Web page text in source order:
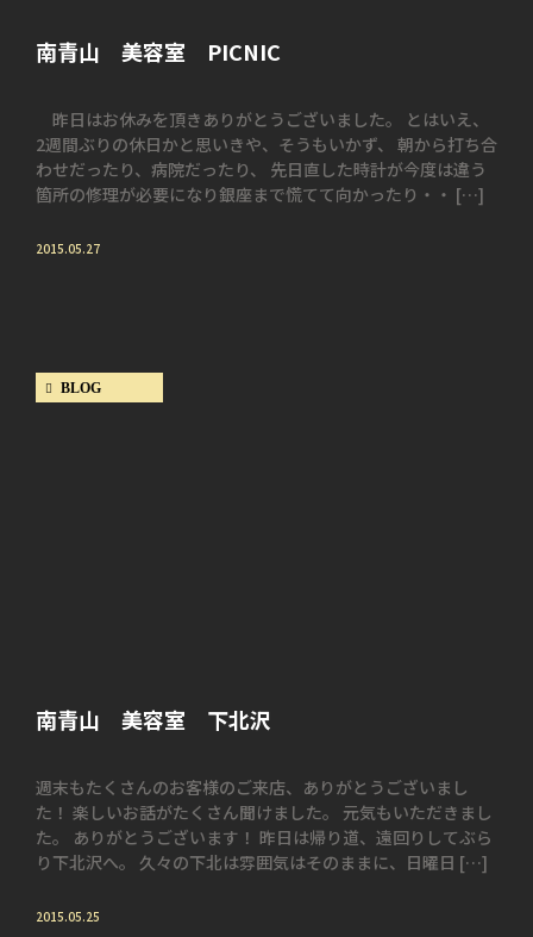
南青山 美容室 PICNIC
昨日はお休みを頂きありがとうございました。 とはいえ、
2週間ぶりの休日かと思いきや、そうもいかず、 朝から打ち合
わせだったり、病院だったり、 先日直した時計が今度は違う
箇所の修理が必要になり銀座まで慌てて向かったり・・ […]
2015.05.27
BLOG
南青山 美容室 下北沢
週末もたくさんのお客様のご来店、ありがとうございまし
た！ 楽しいお話がたくさん聞けました。 元気もいただきまし
た。 ありがとうございます！ 昨日は帰り道、遠回りしてぶら
り下北沢へ。 久々の下北は雰囲気はそのままに、日曜日 […]
2015.05.25